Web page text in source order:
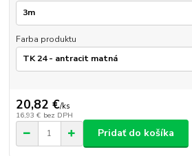
Farba produktu
20,82 €/ks
16,93 € bez DPH
Pridať do košíka